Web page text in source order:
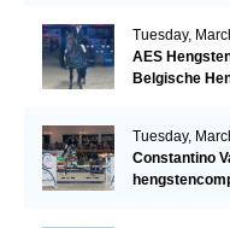
Tuesday,
AES
Belgische
Tuesday,
Constantino